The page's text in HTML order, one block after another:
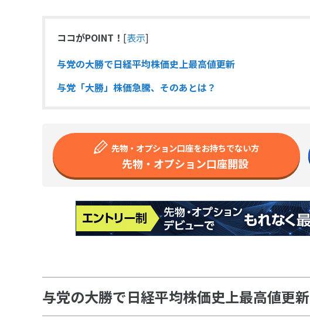
ココがPOINT！ [表示]
与党の大勝で日経平均株価史上最高値更新
与党「大勝」株価急騰、そのあとは？
先物・オプション口座をお持ちでない方
先物・オプション口座開設
与党の大勝で日経平均株価史上最高値更新